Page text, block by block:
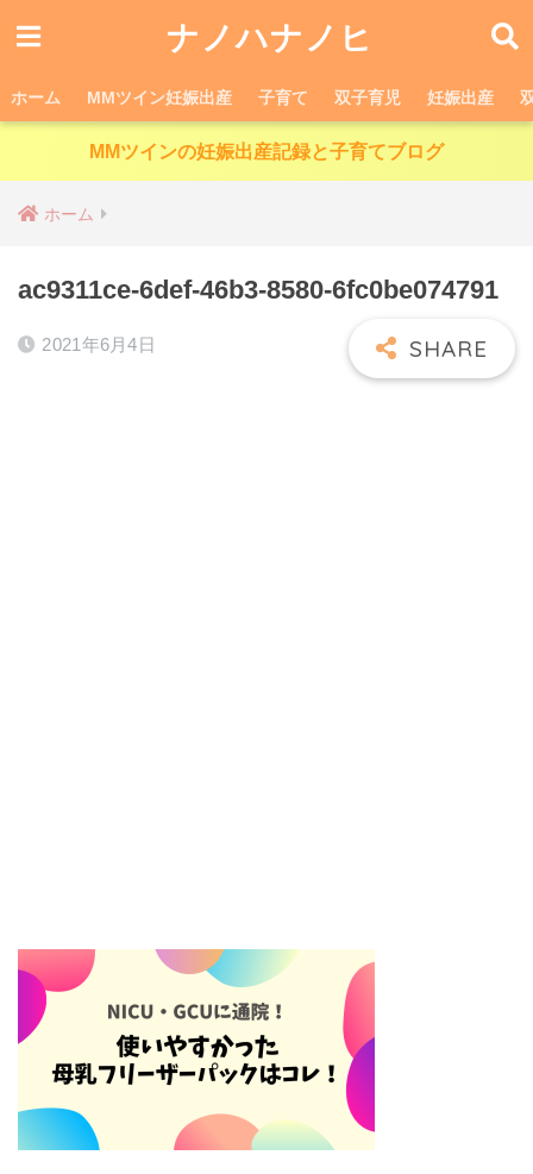
ナノハナノヒ
ホーム MMツイン妊娠出産 子育て 双子育児 妊娠出産
MMツインの妊娠出産記録と子育てブログ
ホーム
ac9311ce-6def-46b3-8580-6fc0be074791
2021年6月4日